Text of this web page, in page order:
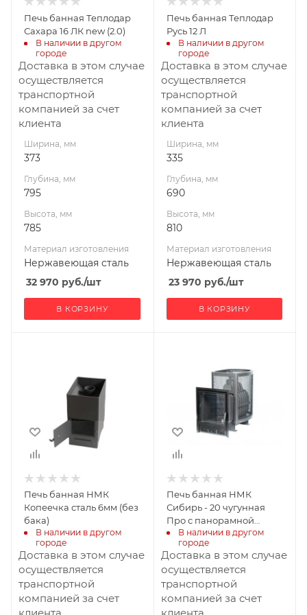
Нержавеющая
сталь
Вид топлива
Дрова
Диаметр дымохода,
мм
115
Длина дров, мм
465
Масса камней, кг
60
Гарантия, мес.
36
Печь банная Теплодар
Сахара 16 ЛК new (2.0)
В наличии в другом
городе
Доставка в этом случае
осуществляется
транспортной
компанией за счет
клиента
Ширина, мм
373
Глубина, мм
795
Высота, мм
785
Материал изготовления
Нержавеющая сталь
32 970 руб./шт
В КОРЗИНУ
Нержавеющая
сталь
Вид топлива
Дрова
Диаметр дымохода,
мм
115
Длина дров, мм
400
Масса камней, кг
50
Гарантия, мес.
60
Печь банная Теплодар
Русь 12 Л
В наличии в другом
городе
Доставка в этом случае
осуществляется
транспортной
компанией за счет
клиента
Ширина, мм
335
Глубина, мм
690
Высота, мм
810
Материал изготовления
Нержавеющая сталь
23 970 руб./шт
В КОРЗИНУ
Глубина, мм
Высота, мм
591
Материал
Сталь
Вид топлива
Дрова
Диаметр дымохода,
мм
115
Длина дров, мм
400
Печь банная НМК
Копеечка сталь 6мм (без
бака)
В наличии в другом
городе
Доставка в этом случае
осуществляется
транспортной
компанией за счет
Глубина, мм
Высота, мм
715
Вид топлива
Масса камней, кг
180
Печь банная НМК
Сибирь - 20 чугунная
Про с панорамной
дверцой сетка
В наличии в другом
городе
Доставка в этом случае
осуществляется
транспортной
компанией за счет